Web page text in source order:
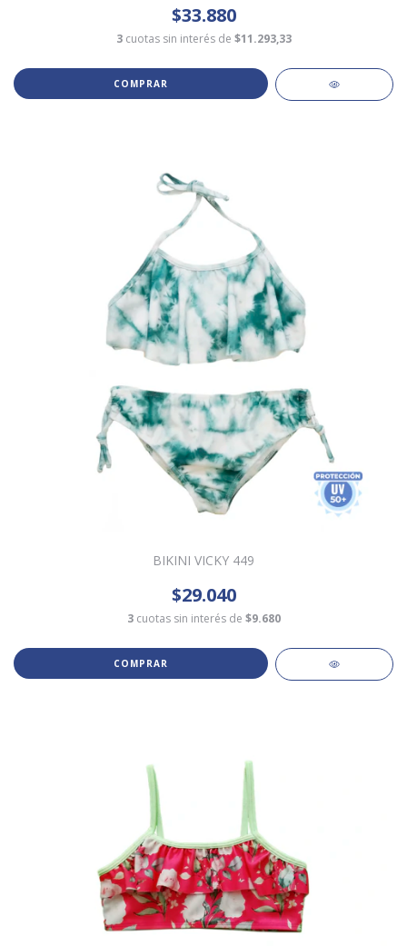
$33.880
3 cuotas sin interés de $11.293,33
COMPRAR
BIKINI VICKY 449
$29.040
3 cuotas sin interés de $9.680
COMPRAR